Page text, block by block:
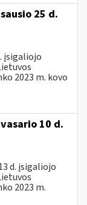
25 d.
įsigaliojo
2023 m. kovo
10 d.
d. įsigaliojo
2023 m.